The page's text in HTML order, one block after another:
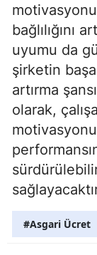
bağlılığını
uyumu da
şirketin
artırma
olarak,
#Asgari Ücret